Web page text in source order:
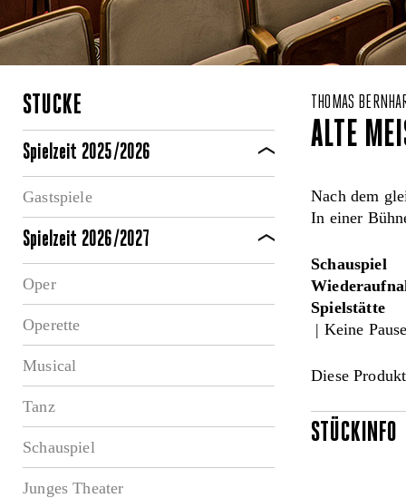
STÜCKE
Spielzeit 2025/2026
Gastspiele
Spielzeit 2026/2027
Oper
Operette
Musical
Tanz
Schauspiel
Junges Theater
THOMAS
ALTE
Nach dem
In einer
Schauspiel
Spielstätte
| Keine
Diese
STÜCKINFO